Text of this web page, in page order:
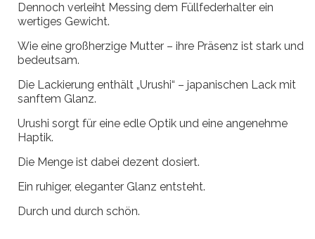
Dennoch verleiht Messing dem Füllfederhalter ein
wertiges Gewicht.
Wie eine großherzige Mutter – ihre Präsenz ist stark und
bedeutsam.
Die Lackierung enthält „Urushi“ – japanischen Lack mit
sanftem Glanz.
Urushi sorgt für eine edle Optik und eine angenehme
Haptik.
Die Menge ist dabei dezent dosiert.
Ein ruhiger, eleganter Glanz entsteht.
Durch und durch schön.